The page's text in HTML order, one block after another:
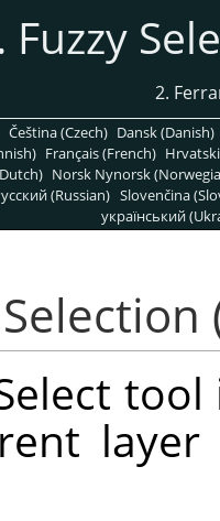
Fuzzy
2.
Čeština (Czech) Dansk (Danish)
Français (French)
Norsk Nynorsk
(Russian) Slovenčina
український